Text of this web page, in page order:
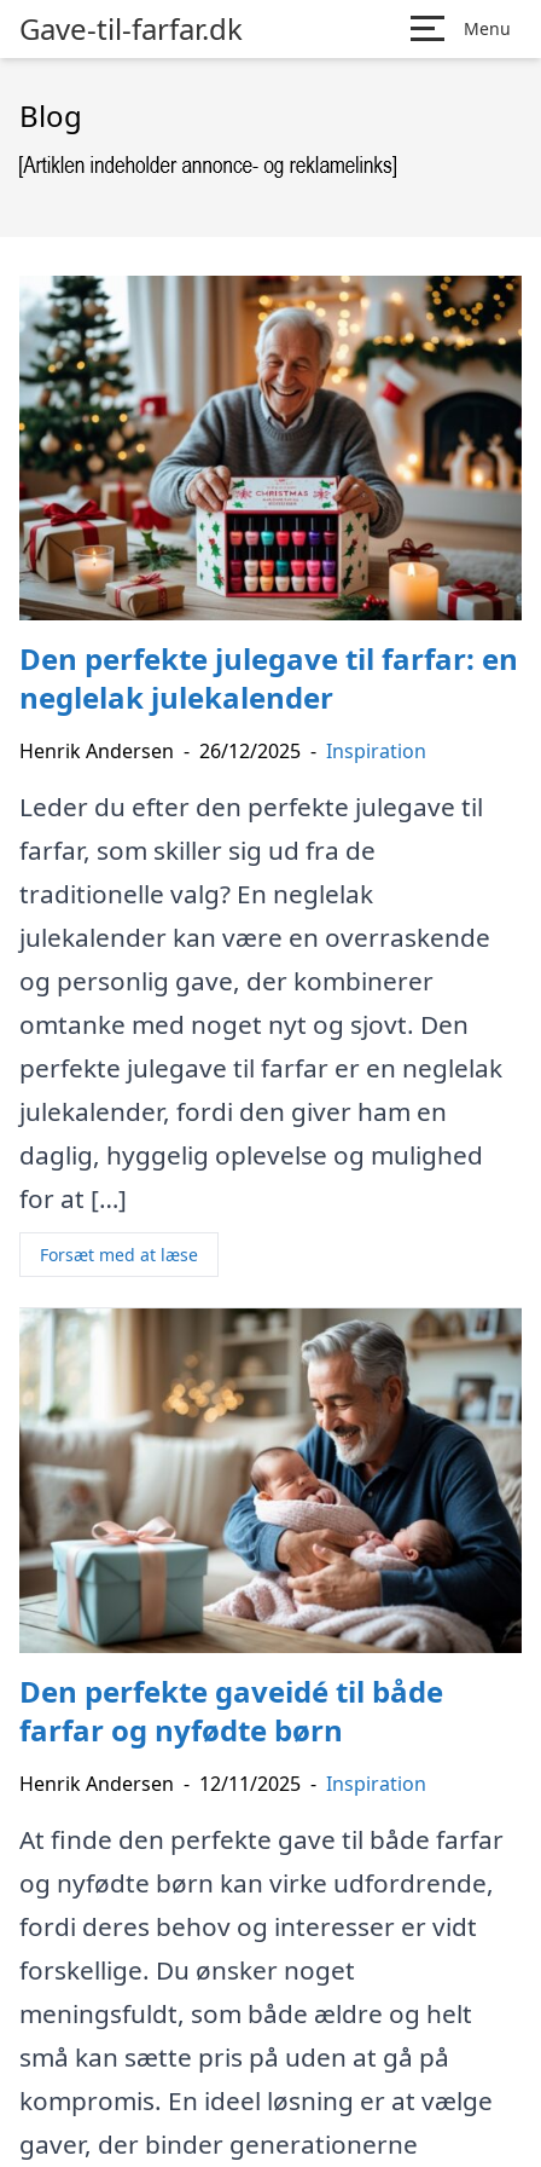
Gave-til-farfar.dk Menu
Blog
Den perfekte julegave til farfar: en
neglelak julekalender
Henrik Andersen - 26/12/2025 - Inspiration
Leder du efter den perfekte julegave til
farfar, som skiller sig ud fra de
traditionelle valg? En neglelak
julekalender kan være en overraskende
og personlig gave, der kombinerer
omtanke med noget nyt og sjovt. Den
perfekte julegave til farfar er en neglelak
julekalender, fordi den giver ham en
daglig, hyggelig oplevelse og mulighed
for at […]
Forsæt med at læse
Den perfekte gaveidé til både
farfar og nyfødte børn
Henrik Andersen - 12/11/2025 - Inspiration
At finde den perfekte gave til både farfar
og nyfødte børn kan virke udfordrende,
fordi deres behov og interesser er vidt
forskellige. Du ønsker noget
meningsfuldt, som både ældre og helt
små kan sætte pris på uden at gå på
kompromis. En ideel løsning er at vælge
gaver, der binder generationerne